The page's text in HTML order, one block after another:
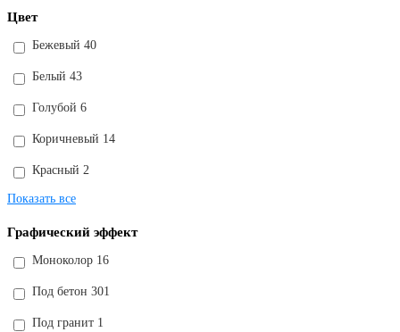
Цвет
Бежевый 40
Белый 43
Голубой 6
Коричневый 14
Красный 2
Показать все
Графический эффект
Моноколор 16
Под бетон 301
Под гранит 1